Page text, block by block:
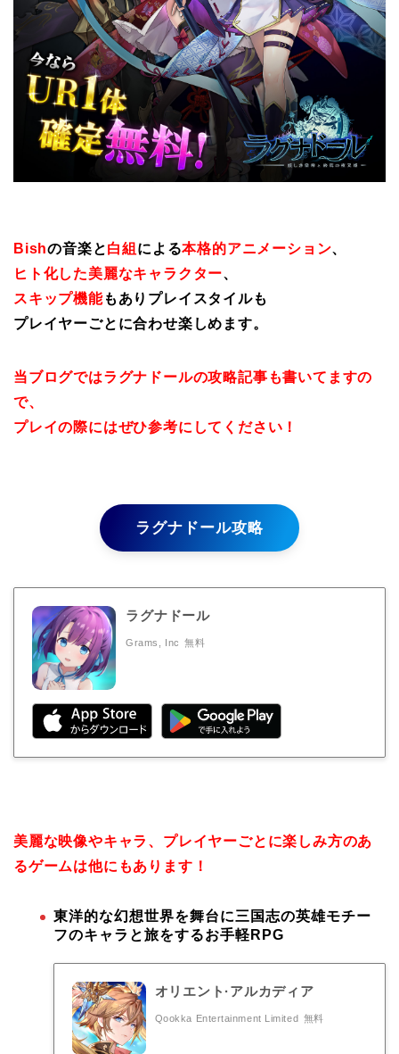
Bishの音楽と白組 による本格的アニメーション、
ヒト化した美麗なキャラクター、
スキップ機能もありプレイスタイルも
プレイヤーごとに合わせ楽しめます。
当ブログではラグナドールの攻略記事も書いてますの
で、
プレイの際にはぜひ参考にしてください！
ラグナドール攻略
ラグナドール
Grams, Inc 無料
美麗な映像やキャラ、プレイヤーごとに楽しみ方のあ
るゲームは他にもあります！
東洋的な幻想世界を舞台に三国志の英雄モチー
フのキャラと旅をするお手軽RPG
オリエント·アルカディア
Qookka Entertainment Limited 無料